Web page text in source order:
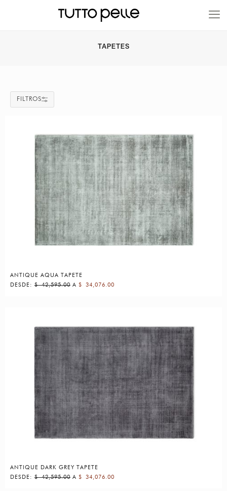
20% EN PRODUCTOS A FABRICACIÓN
TAPETES
FILTROS
ANTIQUE AQUA TAPETE
DESDE: $42,595.00 A $ 34,076.00
ANTIQUE DARK GREY TAPETE
DESDE: $42,595.00 A $ 34,076.00